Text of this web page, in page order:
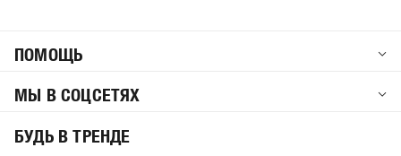
ПОМОЩЬ
МЫ В СОЦСЕТЯХ
БУДЬ В ТРЕНДЕ